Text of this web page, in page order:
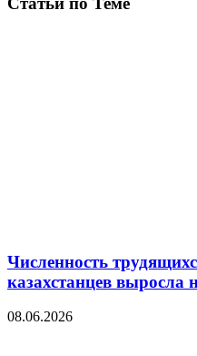
Численность
казахстанцев выросла
08.06.2026